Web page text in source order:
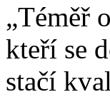
„Téměř
kteří se
stačí